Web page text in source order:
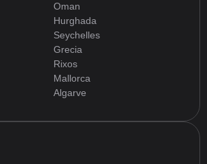
Oman
Hurghada
Seychelles
Grecia
Rixos
Mallorca
Algarve